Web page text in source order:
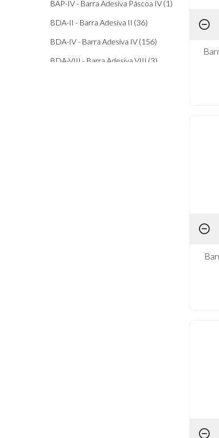
Coleção Família Urso (1)
Coleção Flores do Campo (2)
Coleção Floresça (2)
Coleção Kit Viagem (1)
BAP-IV - Barra Adesiva Páscoa IV (1)
BDA-II - Barra Adesiva II (36)
BDA-IV - Barra Adesiva IV (156)
BDA-VIII - Barra Adesiva VIII (3)